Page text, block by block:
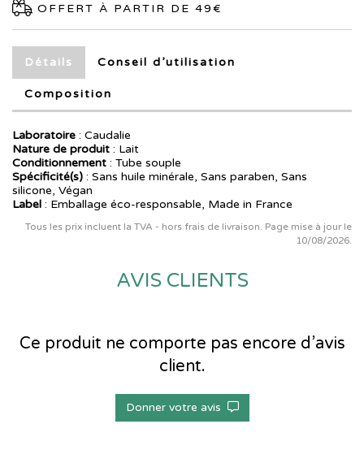
OFFERT À PARTIR DE 49€
Détails Conseil d’utilisation
Composition
Laboratoire : Caudalie
Nature de produit : Lait
Conditionnement : Tube souple
Spécificité(s) : Sans huile minérale, Sans paraben, Sans
silicone, Végan
Label : Emballage éco-responsable, Made in France
Tous les prix incluent la TVA - hors frais de livraison. Page mise à jour le
10/08/2026.
AVIS CLIENTS
Ce produit ne comporte pas encore d’avis
client.
Donner votre avis